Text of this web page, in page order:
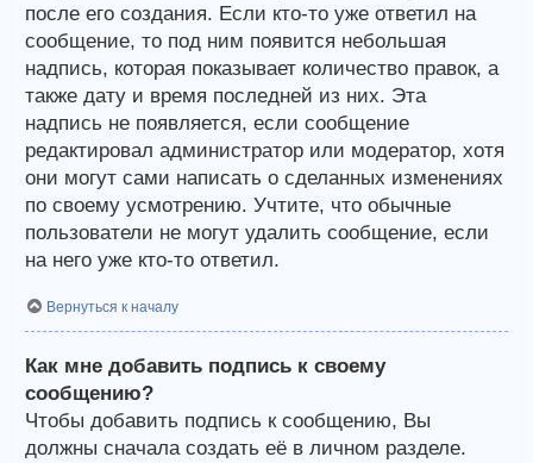
после его создания. Если кто-то уже ответил на
сообщение, то под ним появится небольшая
надпись, которая показывает количество правок, а
также дату и время последней из них. Эта
надпись не появляется, если сообщение
редактировал администратор или модератор, хотя
они могут сами написать о сделанных изменениях
по своему усмотрению. Учтите, что обычные
пользователи не могут удалить сообщение, если
на него уже кто-то ответил.
Вернуться к началу
Как мне добавить подпись к своему
сообщению?
Чтобы добавить подпись к сообщению, Вы
должны сначала создать её в личном разделе.